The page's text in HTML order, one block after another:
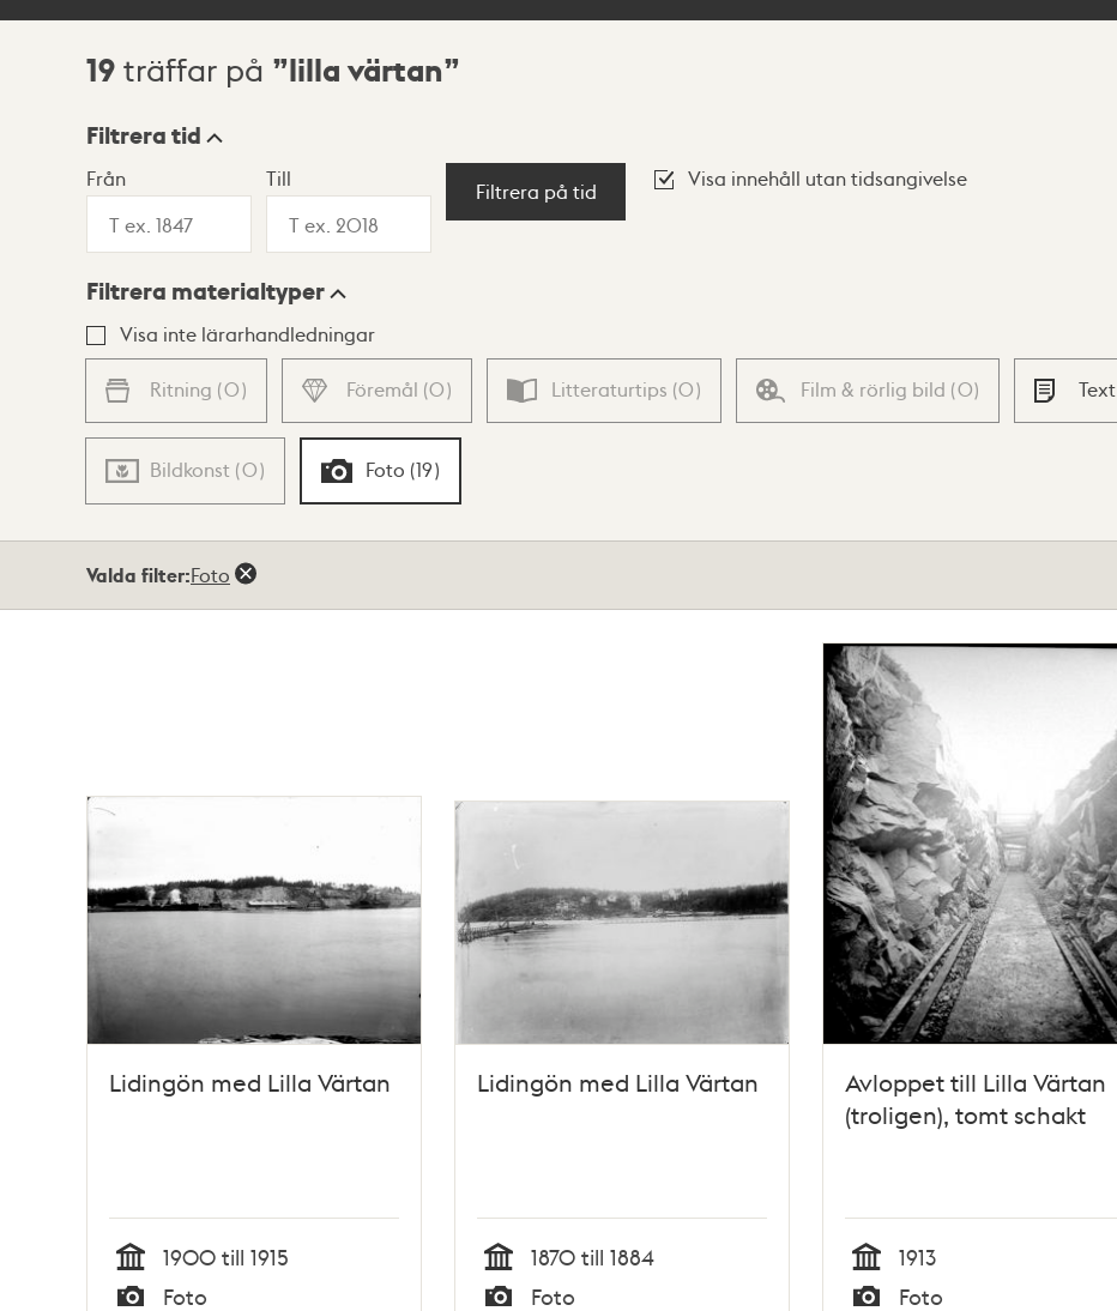
Sökresultat
19 träffar på lilla värtan
Visningsläge
Lista Karta
Filtrera tid
Från Till
Filtrera på tid
Visa innehåll utan tidsangivelse
Filtrera materialtyper
Visa inte lärarhandledningar
Ritning (0) Föremål (0) Litteraturtips (0) Film & rörlig bild (0) Text
Bildkonst (0) Foto (19)
Valda filter:Foto
Lidingön med Lilla Värtan
Tid
1900 till 1915
Foto
Lidingön med Lilla Värtan
Tid
1870 till 1884
Foto
Avloppet till Lilla Värtan
(troligen), tomt schakt
Tid
1913
Foto